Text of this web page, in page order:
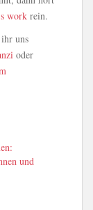
work rein.
uns
oder
und